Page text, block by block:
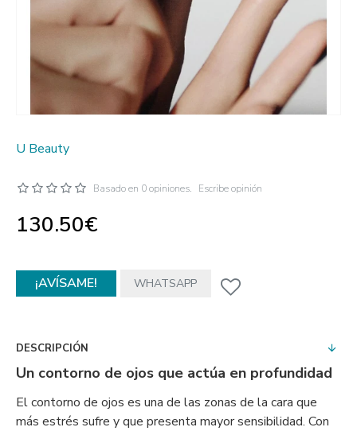
U Beauty
Basado en 0 opiniones. Escribe opinión
130.50€
¡AVÍSAME! WHATSAPP
DESCRIPCIÓN
Un contorno de ojos que actúa en profundidad
El contorno de ojos es una de las zonas de la cara que
más estrés sufre y que presenta mayor sensibilidad. Con